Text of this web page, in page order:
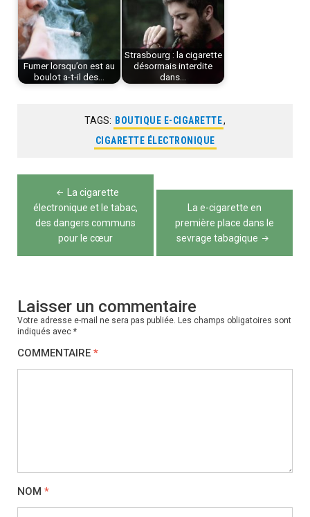
Fumer lorsqu’on est au
boulot a-t-il des…
Strasbourg : la cigarette
désormais interdite
dans…
TAGS: BOUTIQUE E-CIGARETTE,
CIGARETTE ÉLECTRONIQUE
Navigation
de
l’article
La cigarette
électronique et le tabac,
des dangers communs
pour le cœur
La e-cigarette en
première place dans le
sevrage tabagique
Laisser un commentaire
Votre adresse e-mail ne sera pas publiée. Les champs obligatoires sont
indiqués avec *
COMMENTAIRE *
NOM *